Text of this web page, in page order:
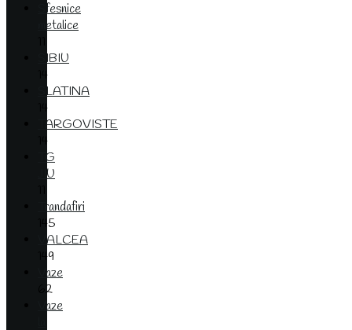
Sfesnice
metalice
SIBIU
14
SLATINA
14
TARGOVISTE
14
TG
JIU
Trandafiri
145
VALCEA
149
Vaze
62
Vaze